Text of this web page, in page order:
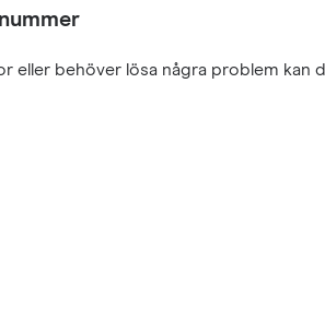
eller behöver lösa några problem